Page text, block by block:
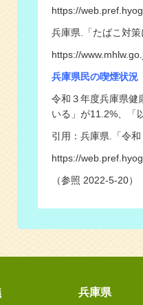
https://
兵庫県.「たばこ対
https://
兵庫県民の喫煙状況
令和３年度兵庫県健
いる」が11.2%、「
引用：兵庫県.「令
https://
（参照 2022-5-20）
兵庫県